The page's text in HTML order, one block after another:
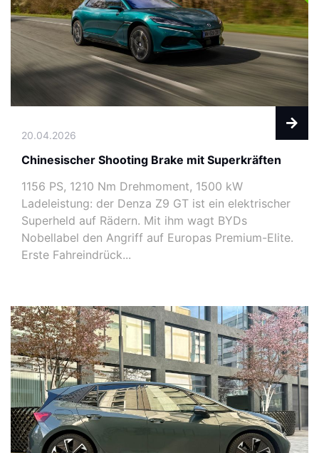
20.04.2026
Chinesischer Shooting Brake mit Superkräften
1156 PS, 1210 Nm Drehmoment, 1500 kW
Ladeleistung: der Denza Z9 GT ist ein elektrischer
Superheld auf Rädern. Mit ihm wagt BYDs
Nobellabel den Angriff auf Europas Premium-Elite.
Erste Fahreindrück...